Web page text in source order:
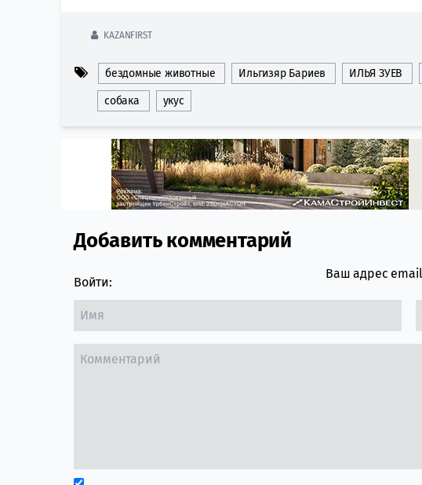
KAZANFIRST
бездомные животные Ильгизяр Бариев ИЛЬЯ ЗУЕВ
собака укус
Comment section
Добавить комментарий
Войти:
Ваш адрес